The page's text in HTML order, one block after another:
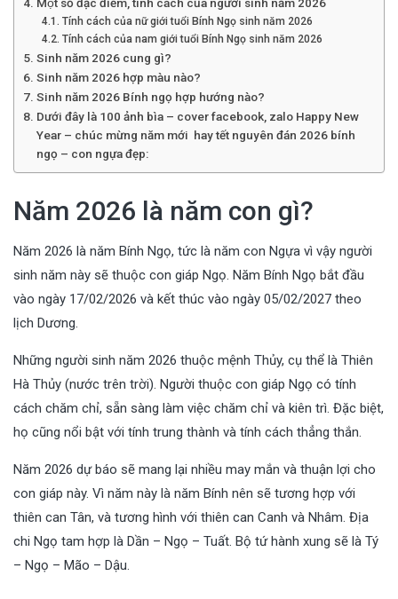
Tính cách của nữ giới tuổi Bính Ngọ sinh năm 2026
Tính cách của nam giới tuổi Bính Ngọ sinh năm 2026
Sinh năm 2026 cung gì?
Sinh năm 2026 hợp màu nào?
Sinh năm 2026 Bính ngọ hợp hướng nào?
Dưới đây là 100 ảnh bìa – cover facebook, zalo Happy New
Year – chúc mừng năm mới hay tết nguyên đán 2026 bính
ngọ – con ngựa đẹp:
Năm 2026 là năm con gì?
Năm 2026 là năm Bính Ngọ, tức là năm con Ngựa vì vậy người
sinh năm này sẽ thuộc con giáp Ngọ. Năm Bính Ngọ bắt đầu
vào ngày 17/02/2026 và kết thúc vào ngày 05/02/2027 theo
lịch Dương.
Những người sinh năm 2026 thuộc mệnh Thủy, cụ thể là Thiên
Hà Thủy (nước trên trời). Người thuộc con giáp Ngọ có tính
cách chăm chỉ, sẵn sàng làm việc chăm chỉ và kiên trì. Đặc biệt,
họ cũng nổi bật với tính trung thành và tính cách thẳng thắn.
Năm 2026 dự báo sẽ mang lại nhiều may mắn và thuận lợi cho
con giáp này. Vì năm này là năm Bính nên sẽ tương hợp với
thiên can Tân, và tương hình với thiên can Canh và Nhâm. Địa
chi Ngọ tam hợp là Dần – Ngọ – Tuất. Bộ tứ hành xung sẽ là Tý
– Ngọ – Mão – Dậu.